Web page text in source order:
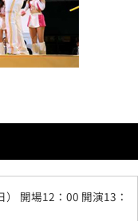
開場12：00 開演13：